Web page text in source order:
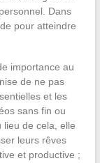
Dans
pour atteindre
importance au
de ne pas
et les
sans fin ou
lieu de cela, elle
leurs rêves
et productive ;